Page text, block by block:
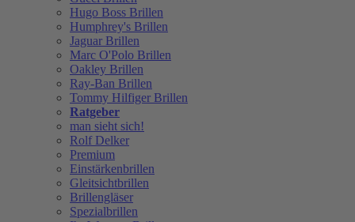
Hugo Boss Brillen
Humphrey's Brillen
Jaguar Brillen
Marc O'Polo Brillen
Oakley Brillen
Ray-Ban Brillen
Tommy Hilfiger Brillen
Ratgeber
man sieht sich!
Rolf Delker
Premium
Einstärkenbrillen
Gleitsichtbrillen
Brillengläser
Spezialbrillen